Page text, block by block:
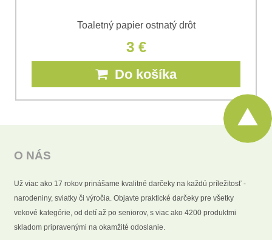
Toaletný papier ostnatý drôt
3 €
Do košíka
O NÁS
Už viac ako 17 rokov prinášame kvalitné darčeky na každú príležitosť -
narodeniny, sviatky či výročia. Objavte praktické darčeky pre všetky
vekové kategórie, od detí až po seniorov, s viac ako 4200 produktmi
skladom pripravenými na okamžité odoslanie.